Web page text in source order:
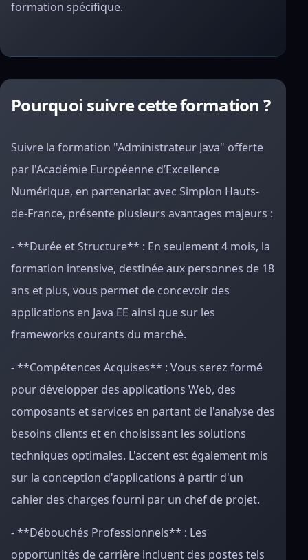
formation spécifique.
Pourquoi suivre cette formation ?
Suivre la formation "Administrateur Java" offerte
par l'Académie Européenne d’Excellence
Numérique, en partenariat avec Simplon Hauts-
de-France, présente plusieurs avantages majeurs :
- **Durée et Structure** : En seulement 4 mois, la
formation intensive, destinée aux personnes de 18
ans et plus, vous permet de concevoir des
applications en Java EE ainsi que sur les
frameworks courants du marché.
- **Compétences Acquises** : Vous serez formé
pour développer des applications Web, des
composants et services en partant de l'analyse des
besoins clients et en choisissant les solutions
techniques optimales. L'accent est également mis
sur la conception d'applications à partir d'un
cahier des charges fourni par un chef de projet.
- **Débouchés Professionnels** : Les
opportunités de carrière incluent des postes tels